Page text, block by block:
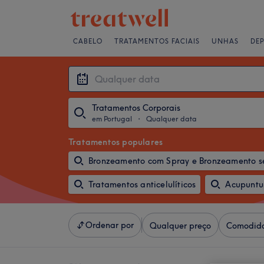
CABELO TRATAMENTOS FACIAIS UNHAS
Tratamentos Corporais
em Portugal ・ Qualquer data
Tratamentos populares
Bronzeamento com Spray e Bronzeamento
Tratamentos anticelulíticos
Ordenar por Qualquer preço